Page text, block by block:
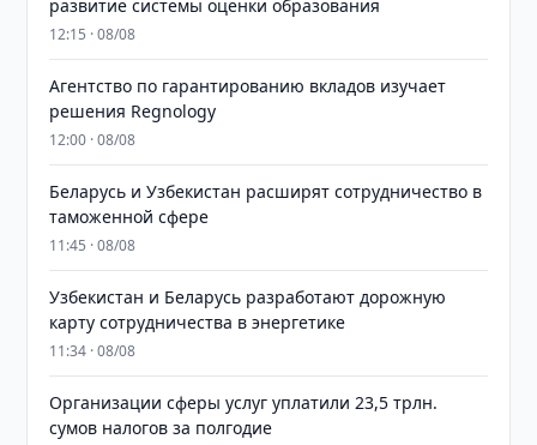
развитие системы оценки образования
12:15 · 08/08
Агентство по гарантированию вкладов изучает
решения Regnology
12:00 · 08/08
Беларусь и Узбекистан расширят сотрудничество в
таможенной сфере
11:45 · 08/08
Узбекистан и Беларусь разработают дорожную
карту сотрудничества в энергетике
11:34 · 08/08
Организации сферы услуг уплатили 23,5 трлн.
сумов налогов за полгодие